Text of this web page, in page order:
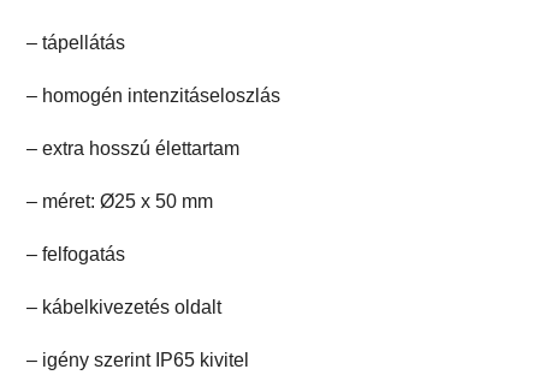
– tápellátás
– homogén intenzitáseloszlás
– extra hosszú élettartam
– méret: Ø25 x 50 mm
– felfogatás
– kábelkivezetés oldalt
– igény szerint IP65 kivitel